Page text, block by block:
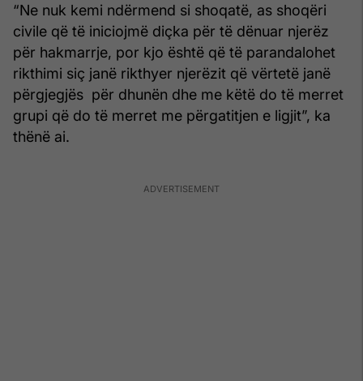
“Ne nuk kemi ndërmend si shoqatë, as shoqëri
civile që të iniciojmë diçka për të dënuar njerëz
për hakmarrje, por kjo është që të parandalohet
rikthimi siç janë rikthyer njerëzit që vërtetë janë
përgjegjës për dhunën dhe me këtë do të merret
grupi që do të merret me përgatitjen e ligjit”, ka
thënë ai.